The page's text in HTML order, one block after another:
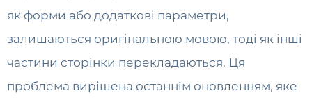
як форми або додаткові параметри,
залишаються оригінальною мовою, тоді як інші
частини сторінки перекладаються. Ця
проблема вирішена останнім оновленням, яке